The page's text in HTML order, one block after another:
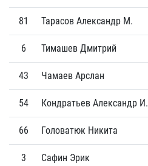
81 Тарасов Александр М.
6 Тимашев Дмитрий
43 Чамаев Арслан
54 Кондратьев Александр И.
66 Головатюк Никита
3 Сафин Эрик